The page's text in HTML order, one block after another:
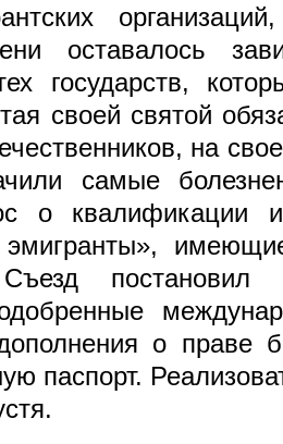
оставалось
государств,
своей святой
на
самые
о квалификации
эмигранты»,
о праве
паспорт.